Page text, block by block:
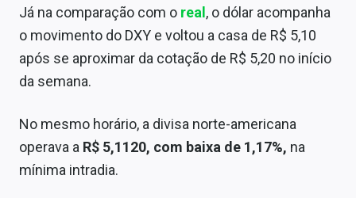
Já na comparação com o real , o dólar acompanha
o movimento do DXY e voltou a casa de R$ 5,10
após se aproximar da cotação de R$ 5,20 no início
da semana.
No mesmo horário, a divisa norte-americana
operava a R$ 5,1120, com baixa de 1,17%, na
mínima intradia.